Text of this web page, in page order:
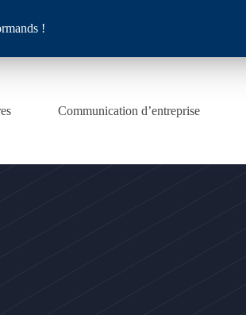
!
Communication d’entreprise